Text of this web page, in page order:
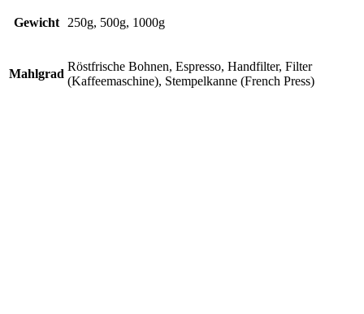
Gewicht 250g, 500g, 1000g
Mahlgrad
Röstfrische Bohnen, Espresso, Handfilter, Filter
(Kaffeemaschine), Stempelkanne (French Press)